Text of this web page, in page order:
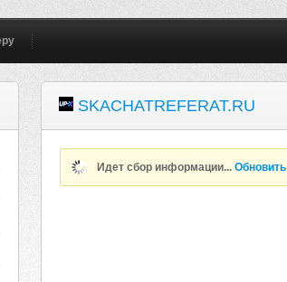
SKACHATREFERAT.RU
Идет сбор информации...Обновить